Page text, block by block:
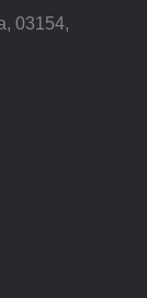
03154,